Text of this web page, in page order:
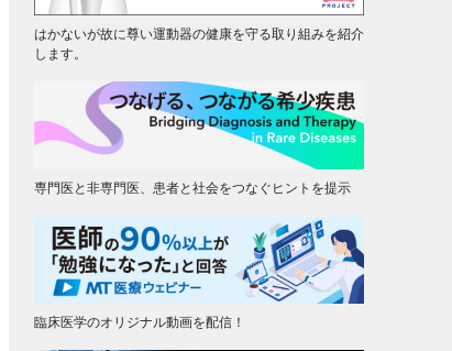
はかないが故に尊い運動器の健康を守る取り組みを紹介
します。
専門医と非専門医、患者と社会をつなぐヒントを提示
臨床医学のオリジナル動画を配信！